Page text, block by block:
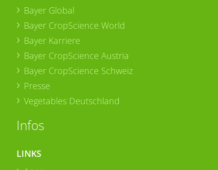
Bayer Global
Bayer CropScience World
Bayer Karriere
Bayer CropScience Austria
Bayer CropScience Schweiz
Presse
Vegetables Deutschland
Infos
LINKS